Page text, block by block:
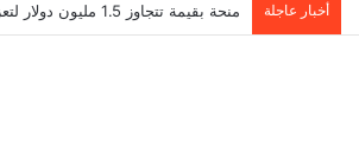
أخبار عاجلة منحة بقيمة تتجاوز 1.5 مليون دولار لتعزيز الدبلوماسية التجارية في تونس!